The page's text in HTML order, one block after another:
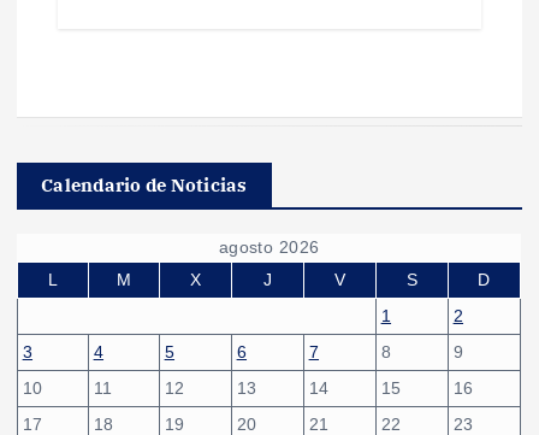
Calendario de Noticias
agosto 2026
L
M X J V S
D
1
2
3
4 5 6 7 8
9
10
11 12 13 14 15
16
17
18 19 20 21 22
23